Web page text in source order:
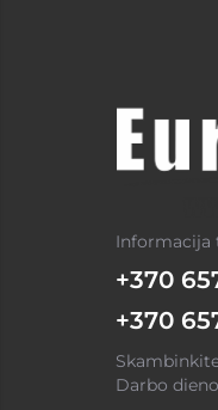
Informacija
+370
+370
Darbo